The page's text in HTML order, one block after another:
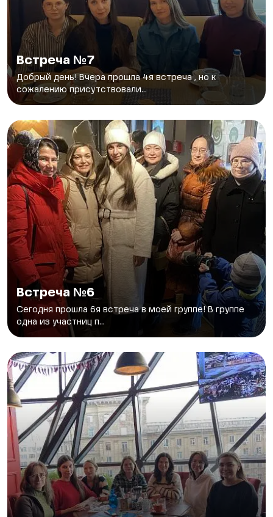
Встреча №7
Добрый день! Вчера прошла 4я встреча , но к
сожалению присутствовали...
Встреча №6
Сегодня прошла 6я встреча в моей группе! В группе
одна из участниц п...